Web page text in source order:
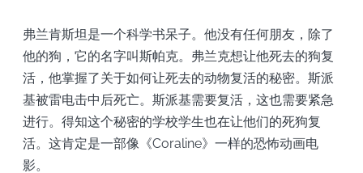
弗兰肯斯坦是一个科学书呆子。他没有任何朋友，除了
他的狗，它的名字叫斯帕克。弗兰克想让他死去的狗复
活，他掌握了关于如何让死去的动物复活的秘密。斯派
基被雷电击中后死亡。斯派基需要复活，这也需要紧急
进行。得知这个秘密的学校学生也在让他们的死狗复
活。这肯定是一部像《Coraline》一样的恐怖动画电
影。